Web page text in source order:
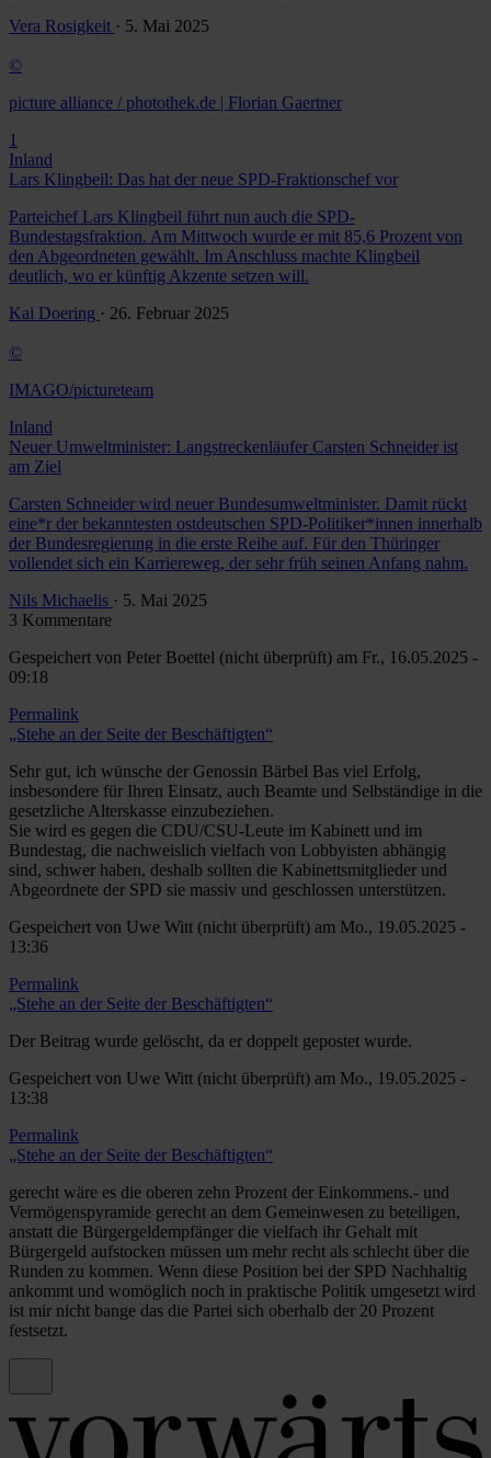
Vera Rosigkeit · 5. Mai 2025
©
picture alliance / photothek.de | Florian Gaertner
1
Inland
Lars Klingbeil: Das hat der neue SPD-Fraktionschef vor
Parteichef Lars Klingbeil führt nun auch die SPD-
Bundestagsfraktion. Am Mittwoch wurde er mit 85,6 Prozent von
den Abgeordneten gewählt. Im Anschluss machte Klingbeil
deutlich, wo er künftig Akzente setzen will.
Kai Doering · 26. Februar 2025
©
IMAGO/pictureteam
Inland
Neuer Umweltminister: Langstreckenläufer Carsten Schneider ist
am Ziel
Carsten Schneider wird neuer Bundesumweltminister. Damit rückt
eine*r der bekanntesten ostdeutschen SPD-Politiker*innen innerhalb
der Bundesregierung in die erste Reihe auf. Für den Thüringer
vollendet sich ein Karriereweg, der sehr früh seinen Anfang nahm.
Nils Michaelis · 5. Mai 2025
3 Kommentare
Gespeichert von Peter Boettel (nicht überprüft) am Fr., 16.05.2025 -
09:18
Permalink
„Stehe an der Seite der Beschäftigten“
Sehr gut, ich wünsche der Genossin Bärbel Bas viel Erfolg,
insbesondere für Ihren Einsatz, auch Beamte und Selbständige in die
gesetzliche Alterskasse einzubeziehen.
Sie wird es gegen die CDU/CSU-Leute im Kabinett und im
Bundestag, die nachweislich vielfach von Lobbyisten abhängig
sind, schwer haben, deshalb sollten die Kabinettsmitglieder und
Abgeordnete der SPD sie massiv und geschlossen unterstützen.
Gespeichert von Uwe Witt (nicht überprüft) am Mo., 19.05.2025 -
13:36
Permalink
„Stehe an der Seite der Beschäftigten“
Der Beitrag wurde gelöscht, da er doppelt gepostet wurde.
Gespeichert von Uwe Witt (nicht überprüft) am Mo., 19.05.2025 -
13:38
Permalink
„Stehe an der Seite der Beschäftigten“
gerecht wäre es die oberen zehn Prozent der Einkommens.- und
Vermögenspyramide gerecht an dem Gemeinwesen zu beteiligen,
anstatt die Bürgergeldempfänger die vielfach ihr Gehalt mit
Bürgergeld aufstocken müssen um mehr recht als schlecht über die
Runden zu kommen. Wenn diese Position bei der SPD Nachhaltig
ankommt und womöglich noch in praktische Politik umgesetzt wird
ist mir nicht bange das die Partei sich oberhalb der 20 Prozent
festsetzt.